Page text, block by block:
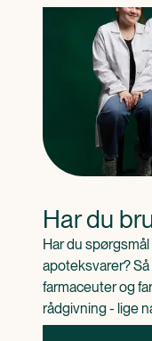
Har du
Har du
apoteksvarer?
farmaceuter og
rådgivning - lige